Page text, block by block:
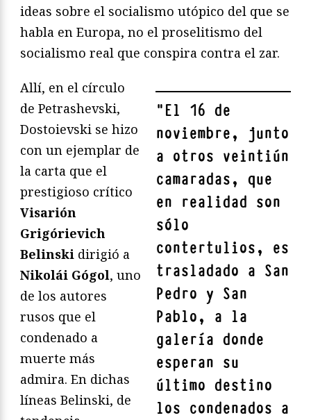
ideas sobre el socialismo utópico del que se
habla en Europa, no el proselitismo del
socialismo real que conspira contra el zar.
"El 16 de
noviembre, junto
a otros veintiún
camaradas, que
en realidad son
sólo
contertulios, es
trasladado a San
Pedro y San
Pablo, a la
galería donde
esperan su
último destino
los condenados a
Allí, en el círculo
de Petrashevski,
Dostoievski se hizo
con un ejemplar de
la carta que el
prestigioso crítico
Visarión
Grigórievich
Belinski dirigió a
Nikolái Gógol, uno
de los autores
rusos que el
condenado a
muerte más
admira. En dichas
líneas Belinski, de